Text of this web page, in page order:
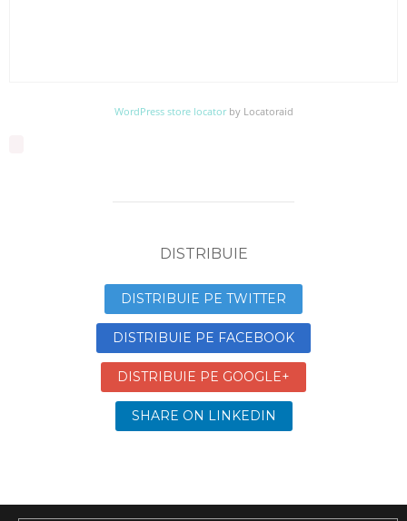
WordPress store locatorby Locatoraid
DISTRIBUIE
DISTRIBUIE PE TWITTER
DISTRIBUIE PE FACEBOOK
DISTRIBUIE PE GOOGLE+
SHARE ON LINKEDIN